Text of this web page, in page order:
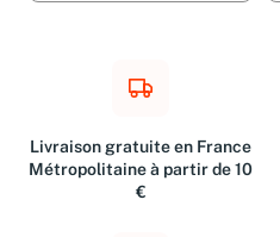
Livraison gratuite en France
Métropolitaine à partir de 10
€